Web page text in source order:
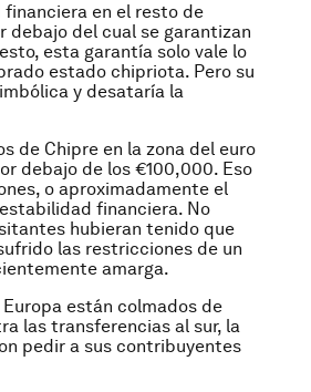
en el resto de
debajo del cual se garantizan
esta garantía solo vale lo
estado chipriota. Pero su
y desataría la
de Chipre en la zona del euro
debajo de los €100,000. Eso
o aproximadamente el
financiera. No
hubieran tenido que
las restricciones de un
amarga.
están colmados de
las transferencias al sur, la
pedir a sus contribuyentes